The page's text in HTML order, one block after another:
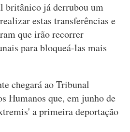
britânico já derrubou um
estas transferências e
que irão recorrer
para bloqueá-las mais
chegará ao Tribunal
Humanos que, em junho de
a primeira deportação